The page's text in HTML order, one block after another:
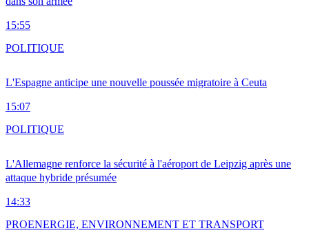
15:55
L'Espagne anticipe une nouvelle poussée migratoire à Ceuta
15:07
POLITIQUE
L'Allemagne renforce la sécurité à l'aéroport de Leipzig après une
attaque hybride présumée
14:33
POLITIQUE
PROENERGIE, ENVIRONNEMENT ET TRANSPORT